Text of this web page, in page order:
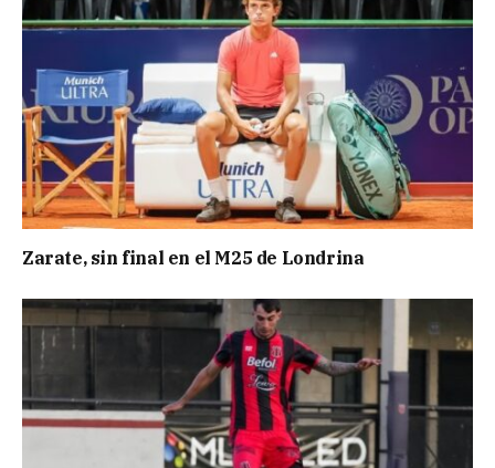
Zarate, sin final en el M25 de Londrina